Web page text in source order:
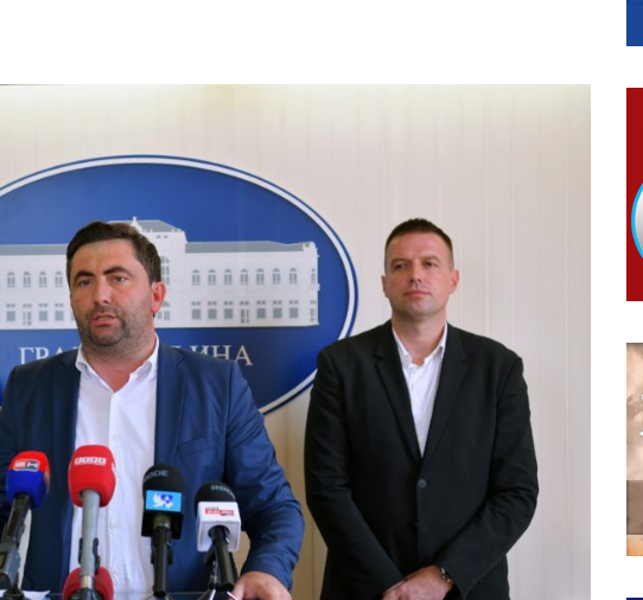
- Вера Ујић
НЕПРОПИСНОГ ОДЛАГАЊА ОТПАДА УЗ ДОДЈЕЛУ ФИНАНСИЈСКЕ